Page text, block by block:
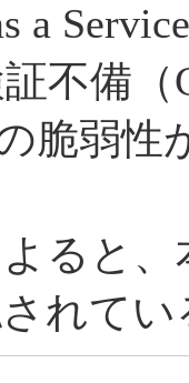
a
不備（
脆弱
ると
れて